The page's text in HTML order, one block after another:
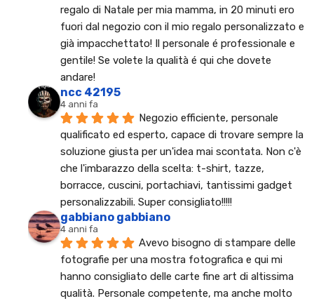
regalo di Natale per mia mamma, in 20 minuti ero
fuori dal negozio con il mio regalo personalizzato e
già impacchettato! Il personale é professionale e
gentile! Se volete la qualità é qui che dovete
andare!
ncc 42195
4 anni fa
Negozio efficiente, personale
qualificato ed esperto, capace di trovare sempre la
soluzione giusta per un'idea mai scontata. Non c'è
che l'imbarazzo della scelta: t-shirt, tazze,
borracce, cuscini, portachiavi, tantissimi gadget
personalizzabili. Super consigliato!!!!!
gabbiano gabbiano
4 anni fa
Avevo bisogno di stampare delle
fotografie per una mostra fotografica e qui mi
hanno consigliato delle carte fine art di altissima
qualità. Personale competente, ma anche molto